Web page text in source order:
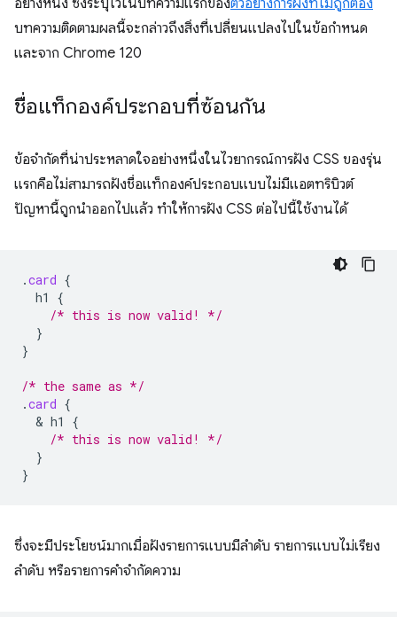
อย่างหนึ่ง ซึ่งระบุไว้ในบทความแรกของตัวอย่างการฝังที่ไม่ถูกต้อง
บทความติดตามผลนี้จะกล่าวถึงสิ่งที่เปลี่ยนแปลงไปในข้อกำหนด
และจาก Chrome 120
ชื่อแท็กองค์ประกอบที่ซ้อนกัน
ข้อจำกัดที่น่าประหลาดใจอย่างหนึ่งในไวยากรณ์การฝัง CSS ของรุ่น
แรกคือไม่สามารถฝังชื่อแท็กองค์ประกอบแบบไม่มีแอตทริบิวต์
ปัญหานี้ถูกนำออกไปแล้ว ทำให้การฝัง CSS ต่อไปนี้ใช้งานได้
.card {
h1
{
/* this is now valid! */
}
}
/* the same as */
.card {
  &
h1
{
/* this is now valid! */
}
}
ซึ่งจะมีประโยชน์มากเมื่อฝังรายการแบบมีลําดับ รายการแบบไม่เรียง
ลําดับ หรือรายการคําจํากัดความ